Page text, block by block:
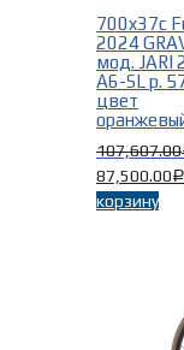
700x37c
2024
мод. JARI
A6-SL р.
цвет
107,607.00
87,500.00 Р
корзину